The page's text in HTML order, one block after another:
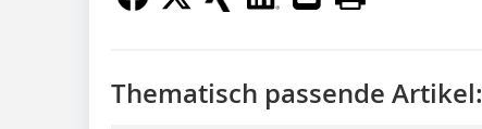
Thematisch passende Artikel: